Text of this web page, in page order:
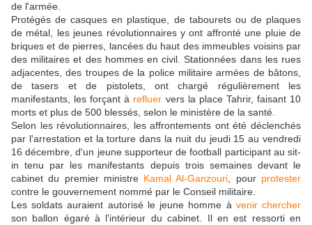
de l'armée.
Protégés de casques en plastique, de tabourets ou de plaques
de métal, les jeunes révolutionnaires y ont affronté une pluie de
briques et de pierres, lancées du haut des immeubles voisins par
des militaires et des hommes en civil. Stationnées dans les rues
adjacentes, des troupes de la police militaire armées de bâtons,
de tasers et de pistolets, ont chargé régulièrement les
manifestants, les forçant à refluer vers la place Tahrir, faisant 10
morts et plus de 500 blessés, selon le ministère de la santé.
Selon les révolutionnaires, les affrontements ont été déclenchés
par l'arrestation et la torture dans la nuit du jeudi 15 au vendredi
16 décembre, d'un jeune supporteur de football participant au sit-
in tenu par les manifestants depuis trois semaines devant le
cabinet du premier ministre Kamal Al-Ganzouri , pour protester
contre le gouvernement nommé par le Conseil militaire.
Les soldats auraient autorisé le jeune homme à venir chercher
son ballon égaré à l'intérieur du cabinet. Il en est ressorti en